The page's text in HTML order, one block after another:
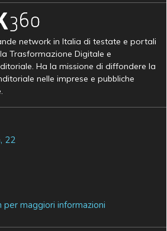
network in Italia di testate e portali
Trasformazione Digitale e
Ha la missione di diffondere la
nelle imprese e pubbliche
22
maggiori informazioni